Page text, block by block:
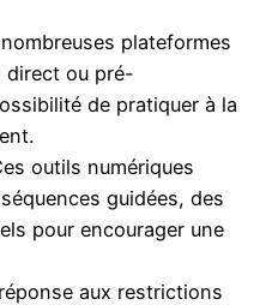
plateformes
direct ou pré-
de pratiquer à la
outils numériques
guidées, des
pour encourager une
aux restrictions